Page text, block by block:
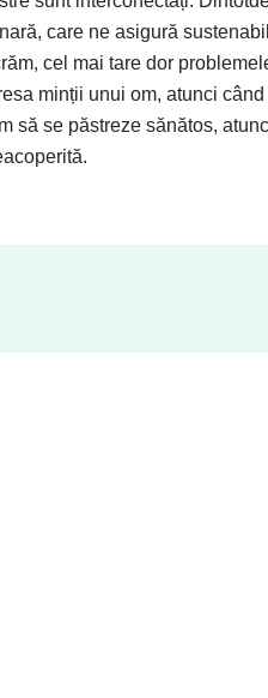
care ne asigură
cel mai tare dor
minții unui om, atunci
să se păstreze sănătos,